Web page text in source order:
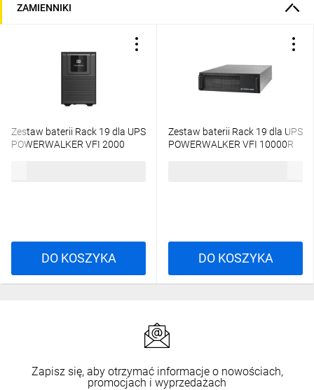
ZAMIENNIKI
Zestaw baterii Rack 19 dla UPS
POWERWALKER VFI 2000
DO KOSZYKA
Zestaw baterii Rack 19 dla UPS
POWERWALKER VFI 10000R
DO KOSZYKA
Zapisz się, aby otrzymać informacje o nowościach,
promocjach i wyprzedażach